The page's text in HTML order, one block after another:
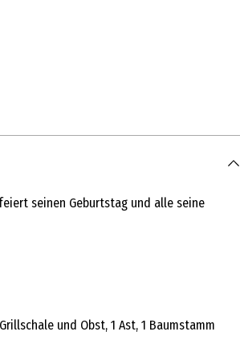
seinen Geburtstag und alle seine
und Obst, 1 Ast, 1 Baumstamm